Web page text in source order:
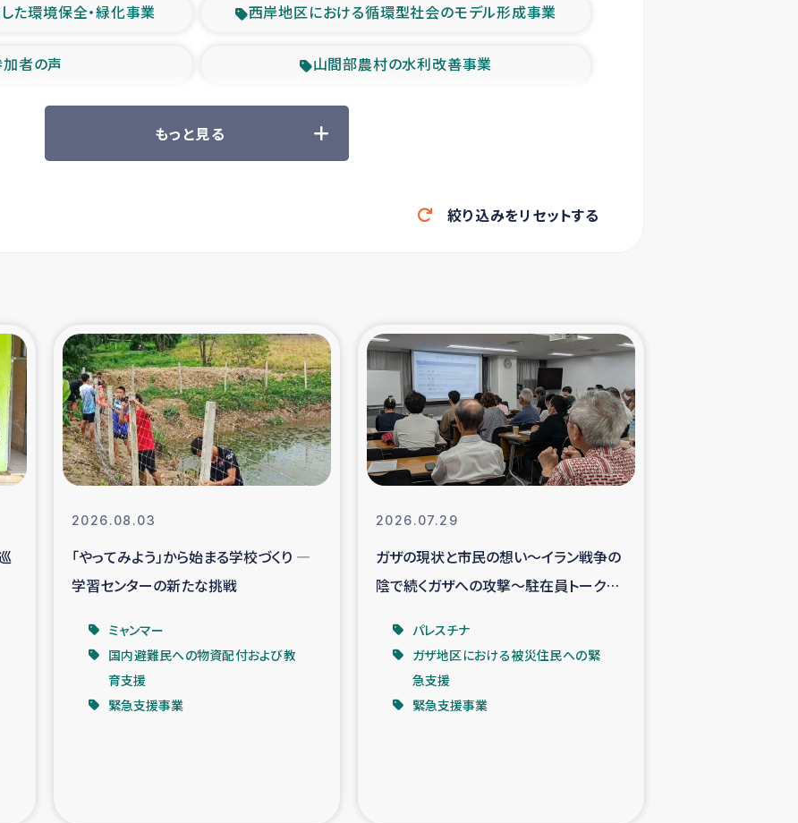
た環境保全・緑化事業 西岸地区における循環型社会のモデル形成事業
者の声 山間部農村の水利改善事業
の時代 森林保全型農業の支援事業
豪雨緊急支援 大雨による洪水被災者支援
シリア国内避難民・帰還民の生活再建支援
急人道支援 スリランカ南部洪水被災者支援
サリー・リサイクル・プロジ
ト
復興支援事業
支援 令和6年能登半島地震 緊急支援
移民子ども支援 漁民によるマングローブ植林活動
民への食糧・越冬支援 レバノンにおける緊急支援
もっと見る
絞り込みをリセットする
2026.08.03
「やってみよう」から始まる学校づくり ―
学習センターの新たな挑戦
ミャンマー
国内避難民への物資配付および教
育支援
緊急支援事業
2026.07.29
ガザの現状と市民の想い～イラン戦争の
陰で続くガザへの攻撃～駐在員トークイ
パレスチナ
ガザ地区における被災住民への緊
急支援
緊急支援事業